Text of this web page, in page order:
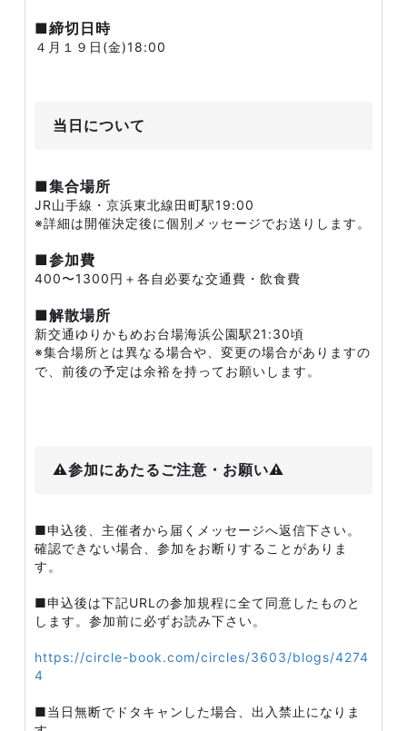
■締切日時
４月１９日(金)18:00
当日について
■集合場所
JR山手線・京浜東北線田町駅19:00
※詳細は開催決定後に個別メッセージでお送りします。
■参加費
400〜1300円＋各自必要な交通費・飲食費
■解散場所
新交通ゆりかもめお台場海浜公園駅21:30頃
※集合場所とは異なる場合や、変更の場合がありますの
で、前後の予定は余裕を持ってお願いします。
⚠️参加にあたるご注意・お願い⚠️
■申込後、主催者から届くメッセージへ返信下さい。
確認できない場合、参加をお断りすることがありま
す。
■申込後は下記URLの参加規程に全て同意したものと
します。参加前に必ずお読み下さい。
https://circle-book.com/circles/3603/blogs/4274
4
■当日無断でドタキャンした場合、出入禁止になりま